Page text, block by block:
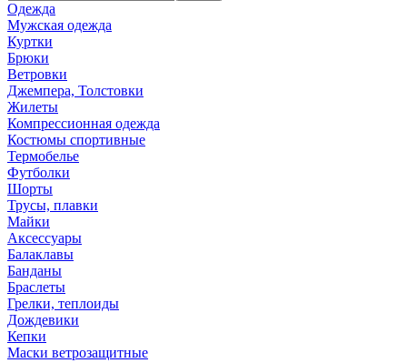
Одежда
Мужская одежда
Куртки
Брюки
Ветровки
Джемпера, Толстовки
Жилеты
Компрессионная одежда
Костюмы спортивные
Термобелье
Футболки
Шорты
Трусы, плавки
Майки
Аксессуары
Балаклавы
Банданы
Браслеты
Грелки, теплоиды
Дождевики
Кепки
Маски ветрозащитные